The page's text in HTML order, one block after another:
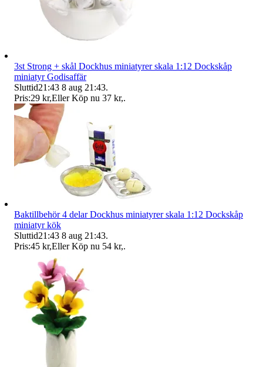
3st Strong + skål Dockhus miniatyrer skala 1:12 Dockskåp
miniatyr Godisaffär
Sluttid21:43 8 aug 21:43.
Pris:29 kr,Eller Köp nu 37 kr,.
Baktillbehör 4 delar Dockhus miniatyrer skala 1:12 Dockskåp
miniatyr kök
Sluttid21:43 8 aug 21:43.
Pris:45 kr,Eller Köp nu 54 kr,.